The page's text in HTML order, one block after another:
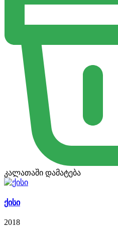
კალათაში დამატება
ქისი
2018